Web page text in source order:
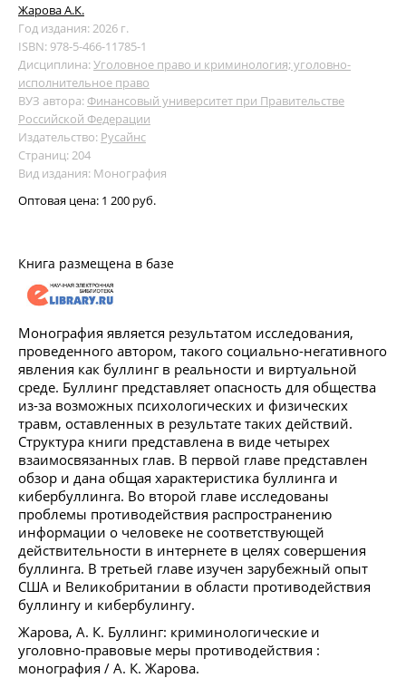
Жарова А.К.
Год издания: 2026 г.
ISBN: 978-5-466-11785-1
Дисциплина:Уголовное право и криминология; уголовно-
исполнительное право
ВУЗ автора: Финансовый университет при Правительстве
Российской Федерации
Издательство: Русайнс
Страниц: 204
Вид издания: Монография
Оптовая цена: 1 200 руб.
Книга размещена в базе
Монография является результатом исследования,
проведенного автором, такого социально-негативного
явления как буллинг в реальности и виртуальной
среде. Буллинг представляет опасность для общества
из-за возможных психологических и физических
травм, оставленных в результате таких действий.
Структура книги представлена в виде четырех
взаимосвязанных глав. В первой главе представлен
обзор и дана общая характеристика буллинга и
кибербуллинга. Во второй главе исследованы
проблемы противодействия распространению
информации о человеке не соответствующей
действительности в интернете в целях совершения
буллинга. В третьей главе изучен зарубежный опыт
США и Великобритании в области противодействия
буллингу и кибербулингу.
Жарова, А. К. Буллинг: криминологические и
уголовно-правовые меры противодействия :
монография / А. К. Жарова.